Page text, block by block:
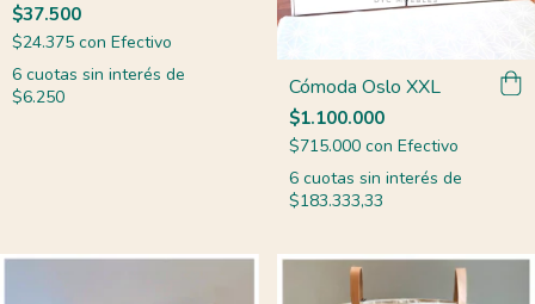
$37.500
$24.375 con Efectivo
6 cuotas sin interés de
$6.250
Cómoda Oslo XXL
$1.100.000
$715.000 con Efectivo
6 cuotas sin interés de
$183.333,33